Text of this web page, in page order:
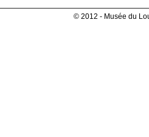
© 2012 - Musée du